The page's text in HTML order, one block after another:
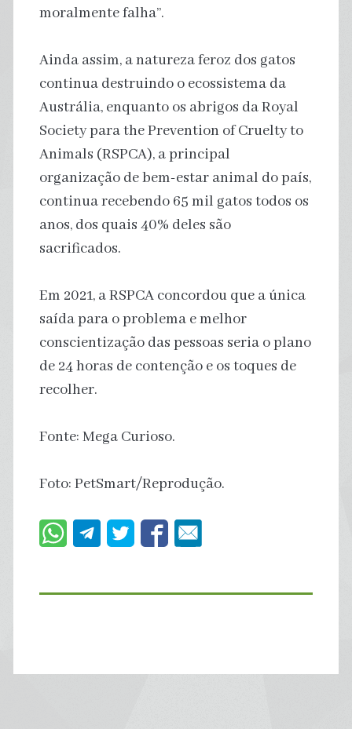
moralmente falha”.
Ainda assim, a natureza feroz dos gatos
continua destruindo o ecossistema da
Austrália, enquanto os abrigos da Royal
Society para the Prevention of Cruelty to
Animals (RSPCA), a principal
organização de bem-estar animal do país,
continua recebendo 65 mil gatos todos os
anos, dos quais 40% deles são
sacrificados.
Em 2021, a RSPCA concordou que a única
saída para o problema e melhor
conscientização das pessoas seria o plano
de 24 horas de contenção e os toques de
recolher.
Fonte: Mega Curioso.
Foto: PetSmart/Reprodução.